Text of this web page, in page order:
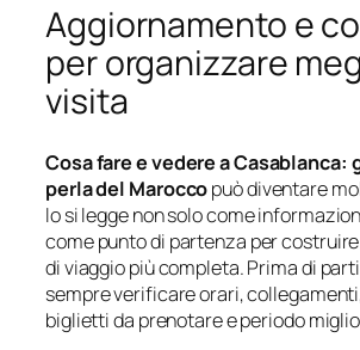
Aggiornamento e
per organizzare
visita
Cosa fare e vedere a Casablanca:
perla del Maroccopuò diventare
lo si legge non solo come
come punto di partenza per costruire
di viaggio più completa. Prima di
sempre verificare orari,
biglietti da prenotare e periodo